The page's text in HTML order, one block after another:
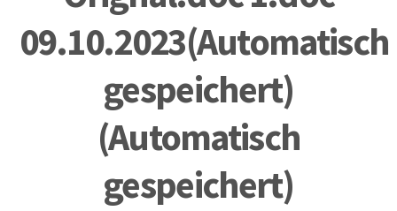
09.10.2023(Automatisch
gespeichert)
(Automatisch
gespeichert)